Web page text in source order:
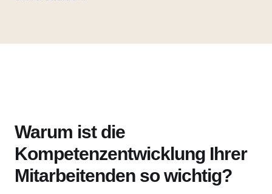
Warum ist die
Kompetenzentwicklung Ihrer
Mitarbeitenden so wichtig?